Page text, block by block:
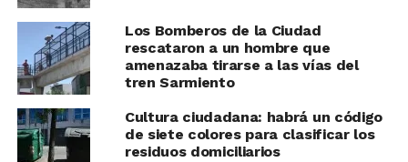
Los Bomberos de la Ciudad
rescataron a un hombre que
amenazaba tirarse a las vías del
tren Sarmiento
Cultura ciudadana: habrá un código
de siete colores para clasificar los
residuos domiciliarios